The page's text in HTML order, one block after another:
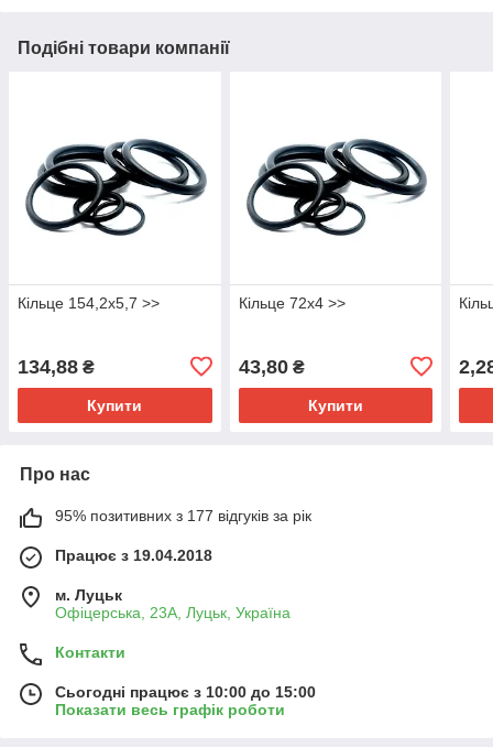
Подібні товари компанії
Кільце 154,2х5,7 >>
134,88 ₴
Купити
Кільце 72х4 >>
43,80₴
Купити
Про нас
95% позитивних з 177 відгуків за рік
Працює з 19.04.2018
м. Луцьк
Офіцерська, 23А, Луцьк, Україна
Контакти
Сьогодні працює з 10:00 до 15:00
Показати весь графік роботи